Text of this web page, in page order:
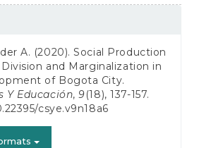
A. (2020). Social Production
and Marginalization in
of Bogota City.
Y Educación,9(18), 137-157.
csye.v9n18a6